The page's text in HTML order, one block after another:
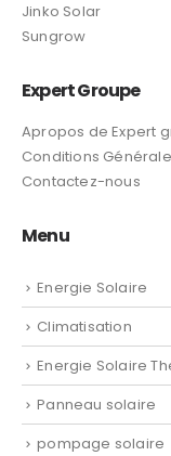
Jinko Solar
Sungrow
Expert Groupe
Apropos de Expert
Conditions
Contactez-nous
Menu
Energie Solaire
Climatisation
Energie Solaire
Panneau solaire
pompage solaire